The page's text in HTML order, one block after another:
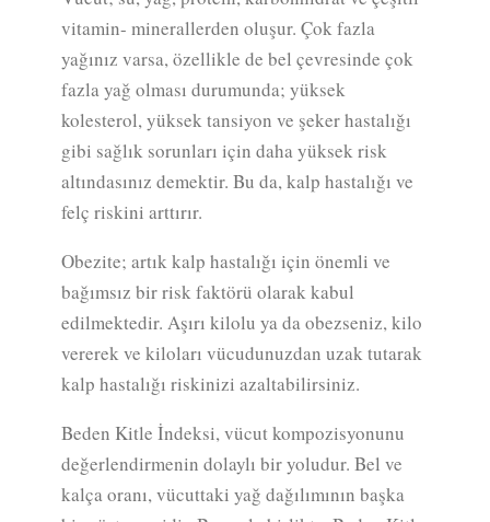
vitamin- minerallerden oluşur. Çok fazla
yağınız varsa, özellikle de bel çevresinde çok
fazla yağ olması durumunda; yüksek
kolesterol, yüksek tansiyon ve şeker hastalığı
gibi sağlık sorunları için daha yüksek risk
altındasınız demektir. Bu da, kalp hastalığı ve
felç riskini arttırır.
Obezite; artık kalp hastalığı için önemli ve
bağımsız bir risk faktörü olarak kabul
edilmektedir. Aşırı kilolu ya da obezseniz, kilo
vererek ve kiloları vücudunuzdan uzak tutarak
kalp hastalığı riskinizi azaltabilirsiniz.
Beden Kitle İndeksi, vücut kompozisyonunu
değerlendirmenin dolaylı bir yoludur. Bel ve
kalça oranı, vücuttaki yağ dağılımının başka